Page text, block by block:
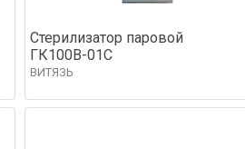
Стерилизатор паровой
ГК100В-01С
ВИТЯЗЬ